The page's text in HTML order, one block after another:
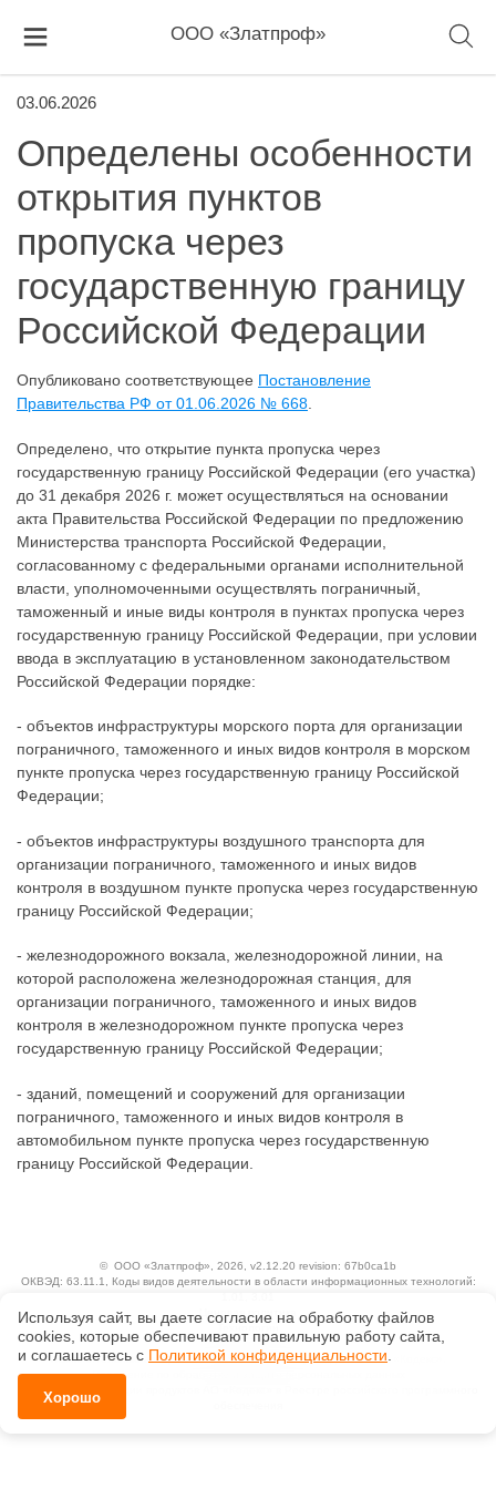
ООО «Златпроф»
03.06.2026
Определены особенности
открытия пунктов
пропуска через
государственную границу
Российской Федерации
Опубликовано соответствующее Постановление
Правительства РФ от 01.06.2026 № 668
Определено, что открытие пункта пропуска через
государственную границу Российской Федерации (его участка)
до 31 декабря 2026 г. может осуществляться на основании
акта Правительства Российской Федерации по предложению
Министерства транспорта Российской Федерации,
согласованному с федеральными органами исполнительной
власти, уполномоченными осуществлять пограничный,
таможенный и иные виды контроля в пунктах пропуска через
государственную границу Российской Федерации, при условии
ввода в эксплуатацию в установленном законодательством
Российской Федерации порядке:
- объектов инфраструктуры морского порта для организации
пограничного, таможенного и иных видов контроля в морском
пункте пропуска через государственную границу Российской
Федерации;
- объектов инфраструктуры воздушного транспорта для
организации пограничного, таможенного и иных видов
контроля в воздушном пункте пропуска через государственную
границу Российской Федерации;
- железнодорожного вокзала, железнодорожной линии, на
которой расположена железнодорожная станция, для
организации пограничного, таможенного и иных видов
контроля в железнодорожном пункте пропуска через
государственную границу Российской Федерации;
- зданий, помещений и сооружений для организации
пограничного, таможенного и иных видов контроля в
автомобильном пункте пропуска через государственную
границу Российской Федерации.
© ООО «Златпроф» , 2026, v2.12.20 revision: 67b0ca1b
ОКВЭД: 63.11.1, Коды видов деятельности в области информационных технологий:
Исключительные авторские и смежные права принадлежат АО «Кодекс».
Положение по обработке и защите персональных данных
Справка о регистрации продуктов АО «Кодекс» в Реестре российского программного
Используя сайт, вы даете согласие на обработку файлов
сооkiеs, которые обеспечивают правильную работу сайта,
и соглашаетесь с Политикой конфиденциальности
Хорошо